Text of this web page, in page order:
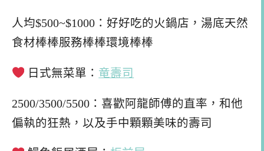
人均$500~$1000：好好吃的火鍋店，湯底天然
食材棒棒服務棒棒環境棒棒
日式無菜單： 竜壽司
2500/3500/5500：喜歡阿龍師傅的直率，和他
偏執的狂熱，以及手中顆顆美味的壽司